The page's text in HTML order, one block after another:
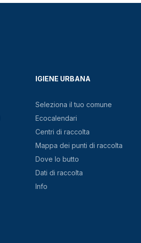
IGIENE URBANA
Seleziona il tuo comune
Ecocalendari
Centri di raccolta
Mappa dei punti di raccolta
Dove lo butto
Dati di raccolta
Info